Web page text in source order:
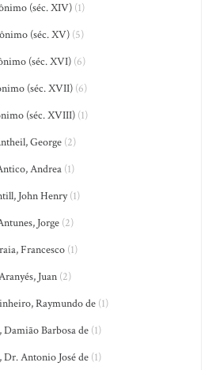
(séc. XIV)(1)
(séc. XV)(5)
(séc. XVI)(6)
(séc. XVII)(6)
(séc. XVIII)(1)
George (2)
Andrea(1)
John Henry(1)
Jorge(2)
Francesco (1)
Juan (2)
Raymundo de (1)
Barbosa de(1)
Antonio José de(1)